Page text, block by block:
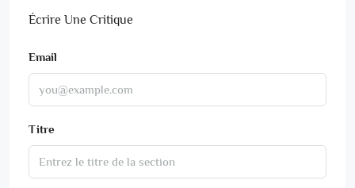
Écrire Une Critique
Email
Titre